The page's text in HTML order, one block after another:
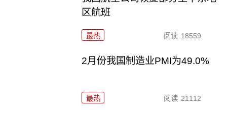
区航班
最热 阅读 18559
2月份我国制造业PMI为49.0%
最热 阅读 21112